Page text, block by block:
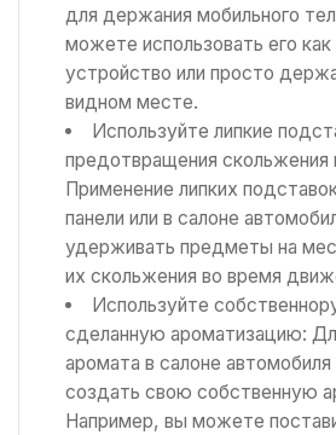
для держания мобильного
можете использовать его как
устройство или просто
видном месте.
Используйте липкие
предотвращения скольжения
Применение липких
панели или в салоне
удерживать предметы на
их скольжения во время
Используйте
сделанную ароматизацию:
аромата в салоне
создать свою собственную
Например, вы можете